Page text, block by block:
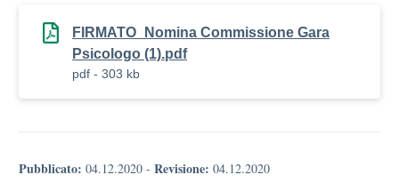
FIRMATO_Nomina Commissione Gara
Psicologo (1).pdf
pdf - 303 kb
Pubblicato: 04.12.2020 - Revisione: 04.12.2020